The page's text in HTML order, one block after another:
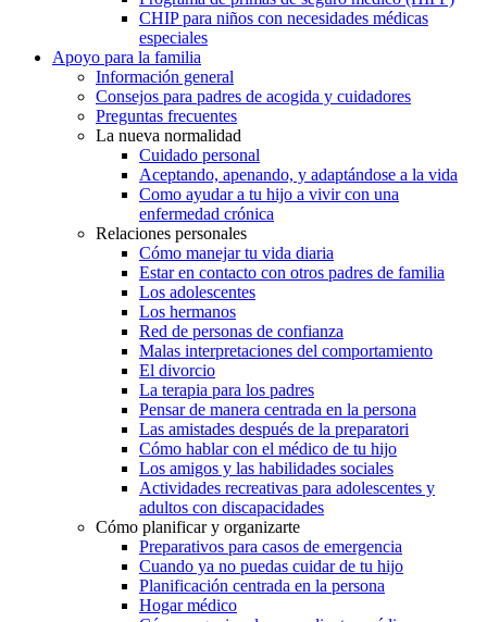
CHIP para niños con necesidades médicas
especiales
Apoyo para la familia
Información general
Consejos para padres de acogida y cuidadores
Preguntas frecuentes
La nueva normalidad
Cuidado personal
Aceptando, apenando, y adaptándose a la vida
Como ayudar a tu hijo a vivir con una
enfermedad crónica
Relaciones personales
Cómo manejar tu vida diaria
Estar en contacto con otros padres de familia
Los adolescentes
Los hermanos
Red de personas de confianza
Malas interpretaciones del comportamiento
El divorcio
La terapia para los padres
Pensar de manera centrada en la persona
Las amistades después de la preparatori
Cómo hablar con el médico de tu hijo
Los amigos y las habilidades sociales
Actividades recreativas para adolescentes y
adultos con discapacidades
Cómo planificar y organizarte
Preparativos para casos de emergencia
Cuando ya no puedas cuidar de tu hijo
Planificación centrada en la persona
Hogar médico